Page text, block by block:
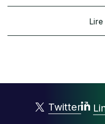
Twitter